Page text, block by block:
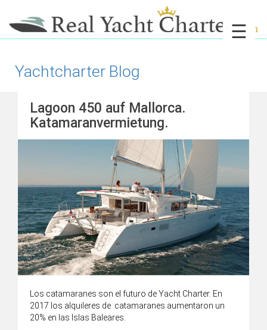
☰
Yachtcharter Blog
Lagoon 450 auf Mallorca.
Katamaranvermietung.
Los catamaranes son el futuro de Yacht Charter. En
2017 los alquileres de catamaranes aumentaron un
20% en las Islas Baleares.